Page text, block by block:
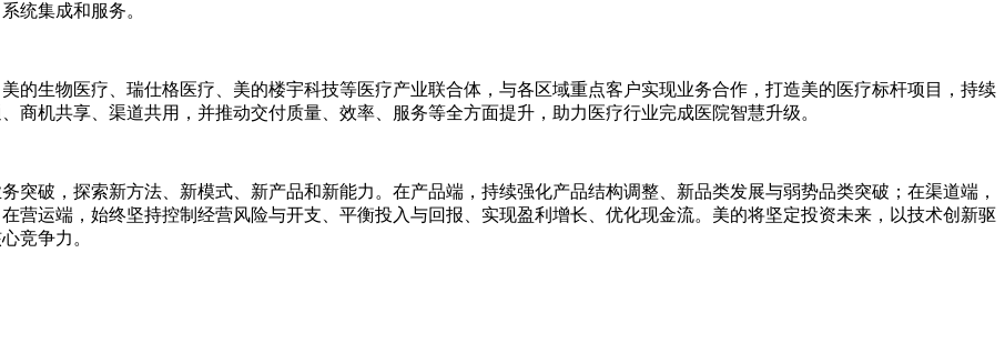
统集成和服务。
的生物医疗、瑞仕格医疗、美的楼宇科技等医疗产业联合体，与各区域重点客户实现业务合作，打造美的医疗标杆项目，持续
商机共享、渠道共用，并推动交付质量、效率、服务等全方面提升，助力医疗行业完成医院智慧升级。
突破，探索新方法、新模式、新产品和新能力。在产品端，持续强化产品结构调整、新品类发展与弱势品类突破；在渠道端，
营运端，始终坚持控制经营风险与开支、平衡投入与回报、实现盈利增长、优化现金流。美的将坚定投资未来，以技术创新驱
竞争力。